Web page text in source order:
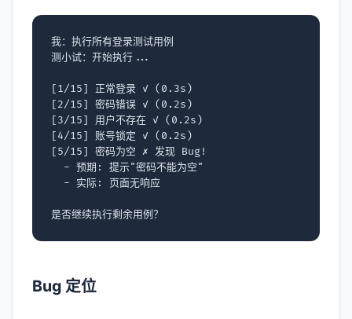
我：执行所有登录测试用例
测小试：开始执行...
[1/15] 正常登录 ✓ (0.3s)
[2/15] 密码错误 ✓ (0.2s)
[3/15] 用户不存在 ✓ (0.2s)
[4/15] 账号锁定 ✓ (0.2s)
[5/15] 密码为空 ✗ 发现 Bug!
  - 预期: 提示"密码不能为空"
  - 实际: 页面无响应
Bug 定位